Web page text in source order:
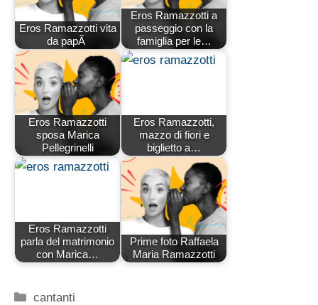
Eros Ramazzotti vita
da papÃ
Eros Ramazzotti a
passeggio con la
famiglia per le…
Eros Ramazzotti
sposa Marica
Pellegrinelli
Eros Ramazzotti,
mazzo di fiori e
biglietto a…
Eros Ramazzotti
parla del matrimonio
con Marica…
Prime foto Raffaela
Maria Ramazzotti
Categorie
cantanti